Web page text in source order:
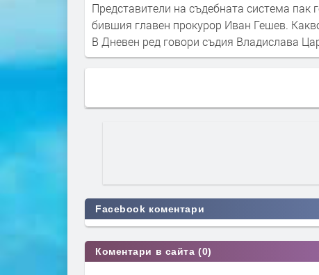
Представители на съдебната система пак
бившия главен прокурор Иван Гешев.
В Дневен ред говори съдия Владислава
Facebook коментари
Коментари в сайта (0)